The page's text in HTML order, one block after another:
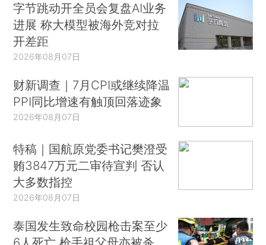
字节跳动开全员会复盘AI业务
进展 称大模型被海外竞对拉
开差距
2026年08月07日
财新调查｜7月CPI或继续降温
PPI同比增速有触顶回落迹象
2026年08月07日
特稿｜国航原党委书记樊澄受
贿3847万元二审待宣判 否认
大多数指控
2026年08月07日
泰国发生致命校园枪击案至少
6人死亡 枪手祖父母亦被杀